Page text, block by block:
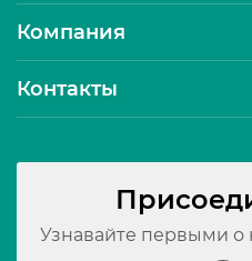
Компания
Контакты
Узнавайте первыми